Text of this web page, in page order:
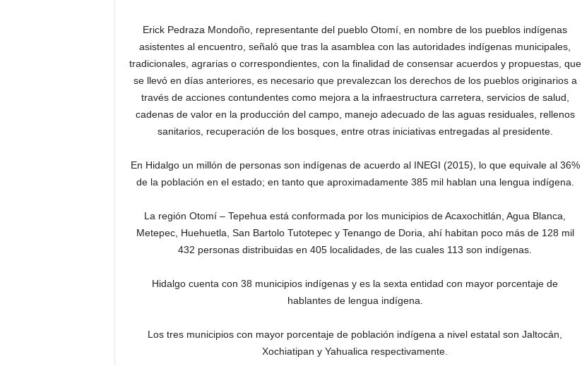
Erick Pedraza Mondoño, representante del pueblo Otomí, en nombre de los pueblos indígenas
asistentes al encuentro, señaló que tras la asamblea con las autoridades indígenas municipales,
tradicionales, agrarias o correspondientes, con la finalidad de consensar acuerdos y propuestas, que
se llevó en días anteriores, es necesario que prevalezcan los derechos de los pueblos originarios a
través de acciones contundentes como mejora a la infraestructura carretera, servicios de salud,
cadenas de valor en la producción del campo, manejo adecuado de las aguas residuales, rellenos
sanitarios, recuperación de los bosques, entre otras iniciativas entregadas al presidente.
En Hidalgo un millón de personas son indígenas de acuerdo al INEGI (2015), lo que equivale al 36%
de la población en el estado; en tanto que aproximadamente 385 mil hablan una lengua indígena.
La región Otomí – Tepehua está conformada por los municipios de Acaxochitlán, Agua Blanca,
Metepec, Huehuetla, San Bartolo Tutotepec y Tenango de Doria, ahí habitan poco más de 128 mil
432 personas distribuidas en 405 localidades, de las cuales 113 son indígenas.
Hidalgo cuenta con 38 municipios indígenas y es la sexta entidad con mayor porcentaje de
hablantes de lengua indígena.
Los tres municipios con mayor porcentaje de población indígena a nivel estatal son Jaltocán,
Xochiatipan y Yahualica respectivamente.